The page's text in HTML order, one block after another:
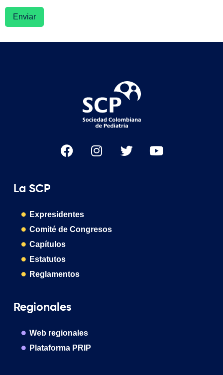
Enviar
La SCP
Expresidentes
Comité de Congresos
Capítulos
Estatutos
Reglamentos
Regionales
Web regionales
Plataforma PRIP